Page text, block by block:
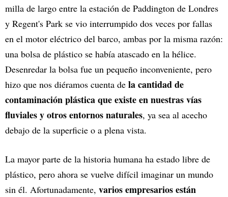
milla de largo entre la estación de Paddington de Londres
y Regent's Park se vio interrumpido dos veces por fallas
en el motor eléctrico del barco, ambas por la misma razón:
una bolsa de plástico se había atascado en la hélice.
Desenredar la bolsa fue un pequeño inconveniente, pero
hizo que nos diéramos cuenta de la cantidad de
contaminación plástica que existe en nuestras vías
fluviales y otros entornos naturales, ya sea al acecho
debajo de la superficie o a plena vista.
La mayor parte de la historia humana ha estado libre de
plástico, pero ahora se vuelve difícil imaginar un mundo
sin él. Afortunadamente, varios empresarios están